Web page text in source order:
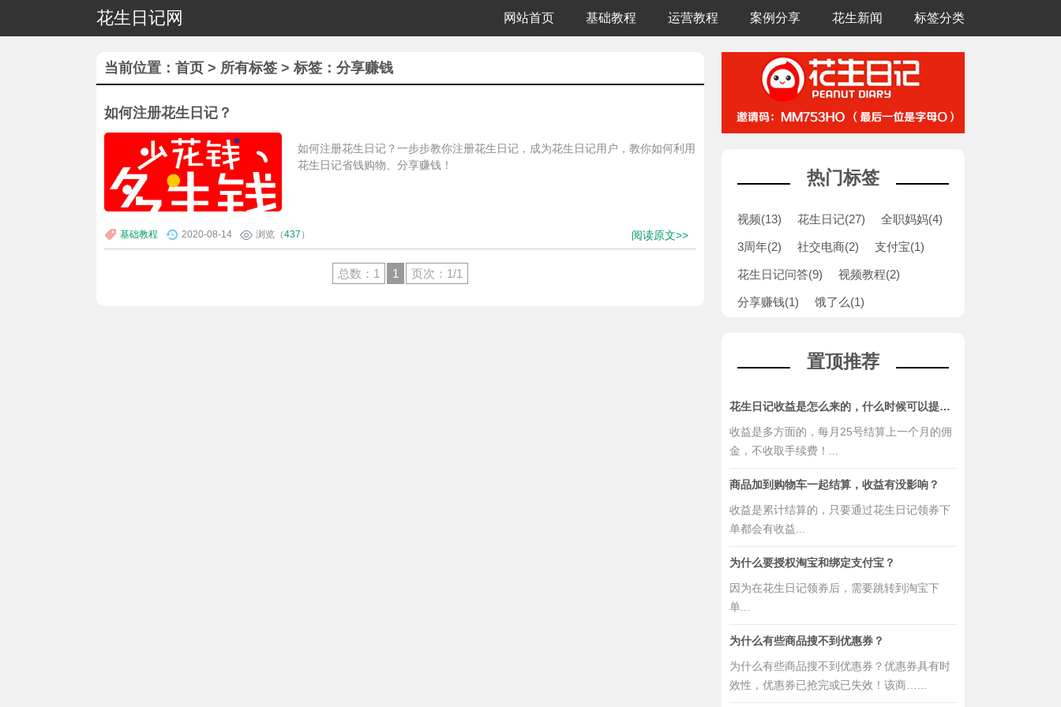
花生日记网 网站首页 基础教程 运营教程 案例分享 花生新闻 标签分类
当前位置： 首页 > 所有标签 > 标签：分享赚钱
如何注册花生日记？
如何注册花生日记？一步步教你注册花生日记，成为花生日记用户，教你如何利用
花生日记省钱购物、分享赚钱！
基础教程 2020-08-14 浏览（437 ） 阅读原文>>
总数：1 1 页次：1/1
热门标签
视频(13) 花生日记(27) 全职妈妈(4)
3周年(2) 社交电商(2) 支付宝(1)
花生日记问答(9) 视频教程(2)
分享赚钱(1) 饿了么(1)
置顶推荐
花生日记收益是怎么来的，什么时候可以提现？
收益是多方面的，每月25号结算上一个月的佣
金，不收取手续费！...
商品加到购物车一起结算，收益有没影响？
收益是累计结算的，只要通过花生日记领券下
单都会有收益...
为什么要授权淘宝和绑定支付宝？
因为在花生日记领券后，需要跳转到淘宝下
单...
为什么有些商品搜不到优惠券？
为什么有些商品搜不到优惠券？优惠券具有时
效性，优惠券已抢完或已失效！该商…...